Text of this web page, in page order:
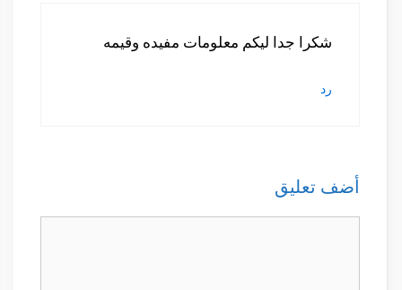
شكرا جدا ليكم معلومات مفيده وقيمه
رد
أضف تعليق